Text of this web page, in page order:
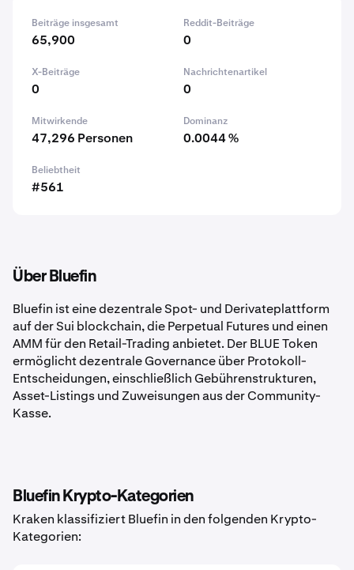
Beiträge insgesamt
65,900
Reddit-Beiträge
0
X-Beiträge
0
Nachrichtenartikel
0
Mitwirkende
47,296 Personen
Dominanz
0.0044 %
Beliebtheit
#561
Über Bluefin
Bluefin ist eine dezentrale Spot- und Derivateplattform
auf der Sui blockchain, die Perpetual Futures und einen
AMM für den Retail-Trading anbietet. Der BLUE Token
ermöglicht dezentrale Governance über Protokoll-
Entscheidungen, einschließlich Gebührenstrukturen,
Asset-Listings und Zuweisungen aus der Community-
Kasse.
Bluefin Krypto-Kategorien
Kraken klassifiziert Bluefin in den folgenden Krypto-
Kategorien: